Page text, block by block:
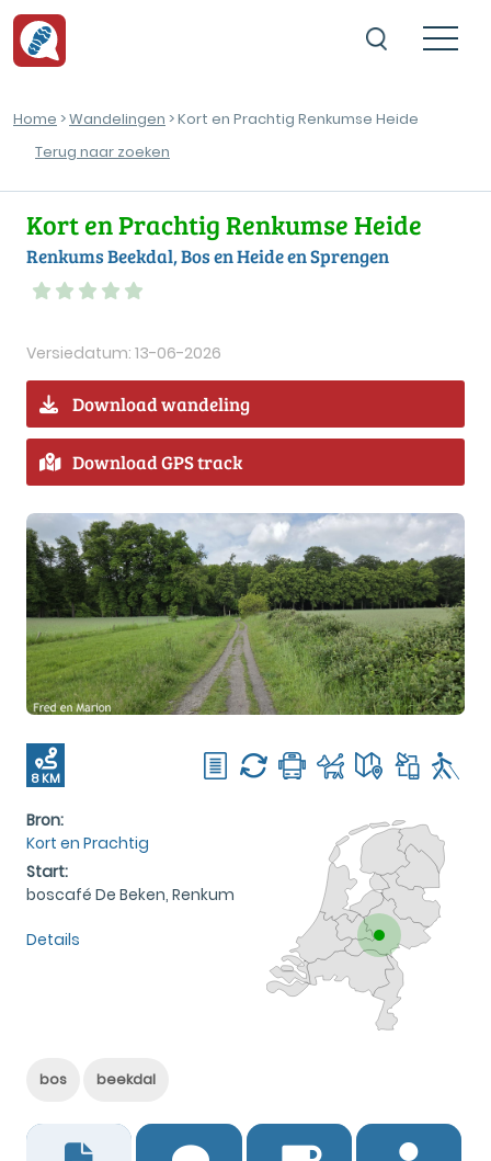
Home >Wandelingen > Kort en Prachtig Renkumse Heide
Terug naar zoeken
Kort en Prachtig Renkumse Heide
Renkums Beekdal, Bos en Heide en Sprengen
Versiedatum: 13-06-2026
Download wandeling
Download GPS track
8 KM
Bron:
Kort en Prachtig
Start:
boscafé De Beken, Renkum
Details
bos beekdal